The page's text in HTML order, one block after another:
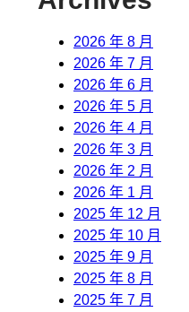
2026 年 8 月
2026 年 7 月
2026 年 6 月
2026 年 5 月
2026 年 4 月
2026 年 3 月
2026 年 2 月
2026 年 1 月
2025 年 12 月
2025 年 10 月
2025 年 9 月
2025 年 8 月
2025 年 7 月